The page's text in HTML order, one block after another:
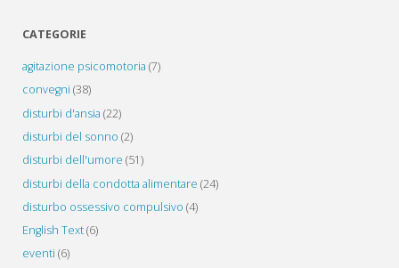
CATEGORIE
agitazione psicomotoria (7)
convegni (38)
disturbi d'ansia (22)
disturbi del sonno (2)
disturbi dell'umore (51)
disturbi della condotta alimentare (24)
disturbo ossessivo compulsivo (4)
English Text(6)
eventi (6)